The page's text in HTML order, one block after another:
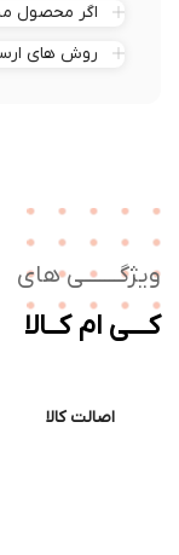
اگر محصول مشکل
روش های ارسال ؟
های
ام کــالا
اصالت کالا